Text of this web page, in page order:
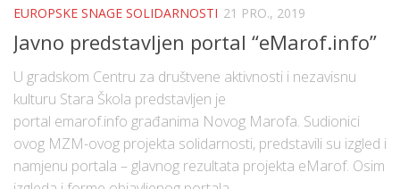
EUROPSKE SNAGE SOLIDARNOSTI 21 PRO., 2019
Javno predstavljen portal “eMarof.info”
U gradskom Centru za društvene aktivnosti i nezavisnu
kulturu Stara Škola predstavljen je
portal emarof.info građanima Novog Marofa. Sudionici
ovog MZM-ovog projekta solidarnosti, predstavili su izgled i
namjenu portala – glavnog rezultata projekta eMarof. Osim